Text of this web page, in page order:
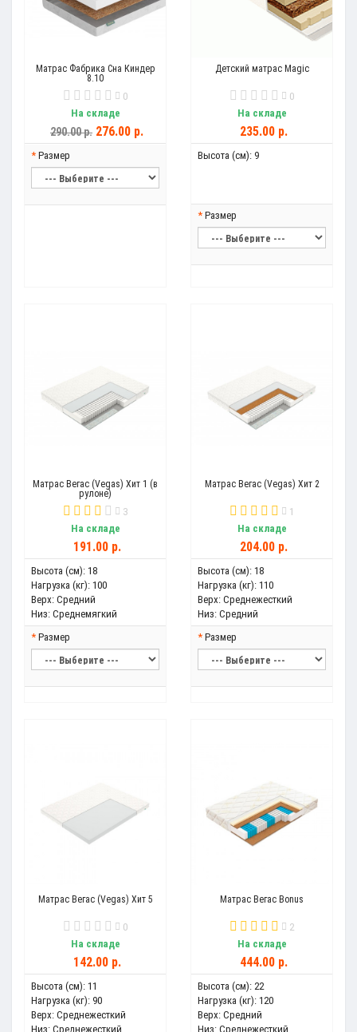
Матрас Фабрика Сна Киндер
8.10
0
На складе
290.00 р. 276.00 р.
Размер
Детский матрас Magic
0
На складе
235.00 р.
Высота (см): 9
Размер
Матрас Вегас (Vegas) Хит 1 (в
рулоне)
3
На складе
191.00 р.
Высота (см): 18
Нагрузка (кг): 100
Верх: Средний
Низ: Среднемягкий
Размер
Матрас Вегас (Vegas) Хит 2
1
На складе
204.00 р.
Высота (см): 18
Нагрузка (кг): 110
Верх: Среднежесткий
Низ: Средний
Размер
Матрас Вегас (Vegas) Хит 5
0
На складе
142.00 р.
Высота (см): 11
Нагрузка (кг): 90
Верх: Среднежесткий
Низ: Среднежесткий
Матрас Вегас Bonus
2
На складе
444.00 р.
Высота (см): 22
Нагрузка (кг): 120
Верх: Средний
Низ: Среднежесткий